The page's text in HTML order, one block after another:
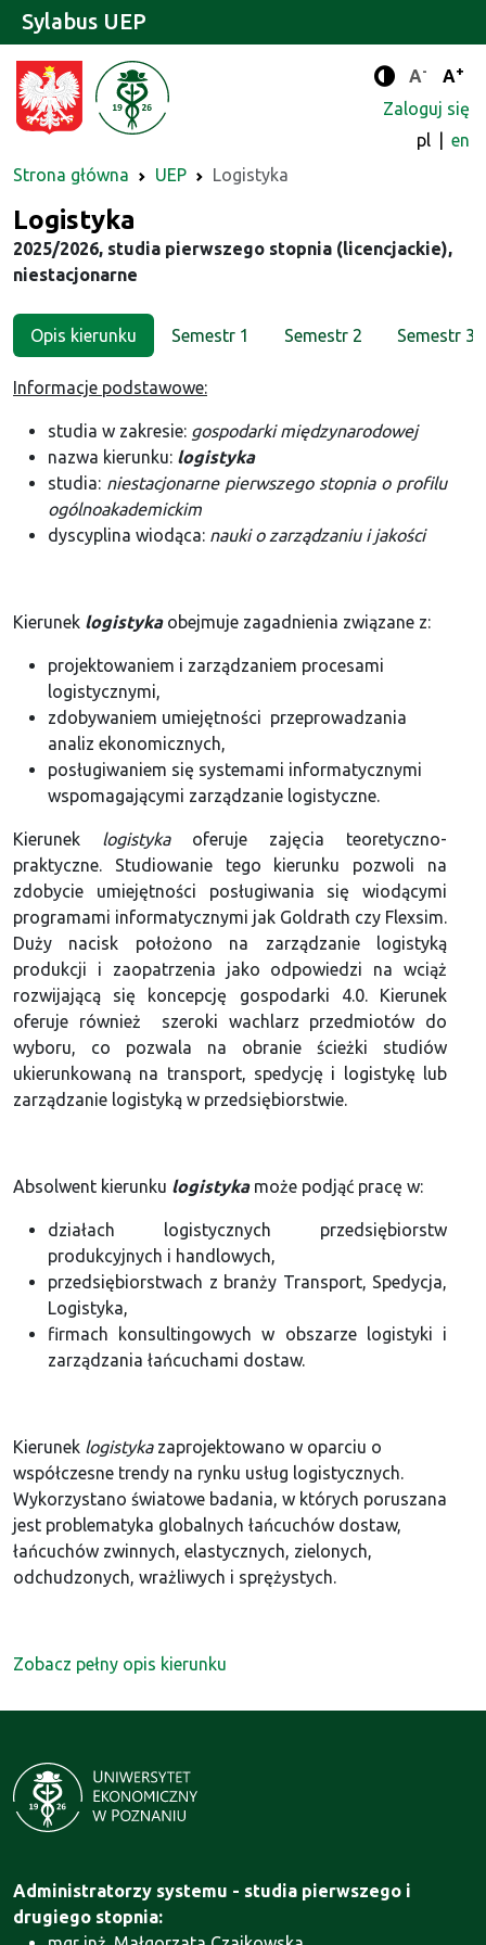
Tryb
A- A+
Zaloguj się
pl
en
Strona główna
UEP Logistyka
Sylabus UEP
Kierunek
Logistyka
2025/2026, studia pierwszego stopnia (licencjackie),
niestacjonarne
Opis kierunku Semestr 1 Semestr 2 Semestr 3
Informacje podstawowe:
studia w zakresie: gospodarki międzynarodowej
nazwa kierunku: logistyka
studia: niestacjonarne pierwszego stopnia o profilu
ogólnoakademickim
dyscyplina wiodąca: nauki o zarządzaniu i jakości
Kierunek logistyka obejmuje zagadnienia związane z:
projektowaniem i zarządzaniem procesami
logistycznymi,
zdobywaniem umiejętności przeprowadzania
analiz ekonomicznych,
posługiwaniem się systemami informatycznymi
wspomagającymi zarządzanie logistyczne.
Kierunek logistykaoferuje zajęcia teoretyczno-
praktyczne. Studiowanie tego kierunku pozwoli na
zdobycie umiejętności posługiwania się wiodącymi
programami informatycznymi jak Goldrath czy Flexsim.
Duży nacisk położono na zarządzanie logistyką
produkcji i zaopatrzenia jako odpowiedzi na wciąż
rozwijającą się koncepcję gospodarki 4.0. Kierunek
oferuje również szeroki wachlarz przedmiotów do
wyboru, co pozwala na obranie ścieżki studiów
ukierunkowaną na transport, spedycję i logistykę lub
zarządzanie logistyką w przedsiębiorstwie.
Absolwent kierunku logistykamoże podjąć pracę w:
działach logistycznych przedsiębiorstw
produkcyjnych i handlowych,
przedsiębiorstwach z branży Transport, Spedycja,
Logistyka,
firmach konsultingowych w obszarze logistyki i
zarządzania łańcuchami dostaw.
Kierunek logistykazaprojektowano w oparciu o
współczesne trendy na rynku usług logistycznych.
Wykorzystano światowe badania, w których poruszana
jest problematyka globalnych łańcuchów dostaw,
łańcuchów zwinnych, elastycznych, zielonych,
odchudzonych, wrażliwych i sprężystych.
Zobacz pełny opis kierunku
Administratorzy systemu - studia pierwszego i
drugiego stopnia: